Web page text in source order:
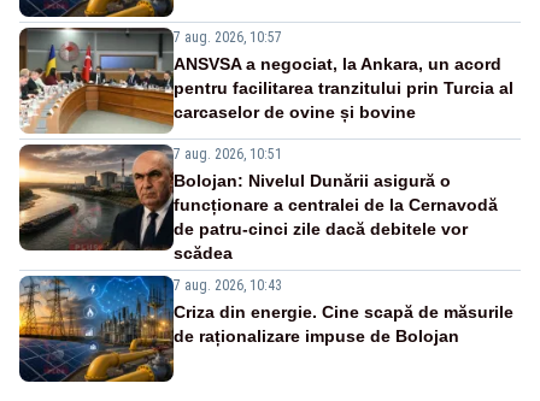
7 aug. 2026, 10:57
ANSVSA a negociat, la Ankara, un acord
pentru facilitarea tranzitului prin Turcia al
carcaselor de ovine și bovine
7 aug. 2026, 10:51
Bolojan: Nivelul Dunării asigură o
funcționare a centralei de la Cernavodă
de patru-cinci zile dacă debitele vor
scădea
7 aug. 2026, 10:43
Criza din energie. Cine scapă de măsurile
de raționalizare impuse de Bolojan